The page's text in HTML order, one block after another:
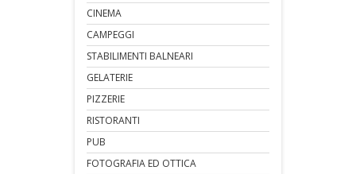
CINEMA
CAMPEGGI
STABILIMENTI BALNEARI
GELATERIE
PIZZERIE
RISTORANTI
PUB
FOTOGRAFIA ED OTTICA